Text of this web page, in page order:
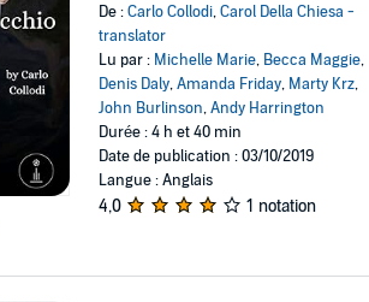
De :Carlo Collodi,Carol Della Chiesa -
translator
Lu par : Michelle Marie, Becca Maggie,
Denis Daly,Amanda Friday, Marty Krz,
John Burlinson,Andy Harrington
Durée : 4 h et 40 min
Date de publication : 03/10/2019
Langue : Anglais
4,0 1 notation